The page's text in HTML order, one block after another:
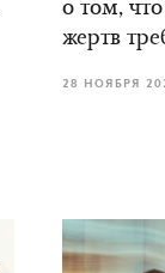
о том,
жертв
28 НОЯБРЯ